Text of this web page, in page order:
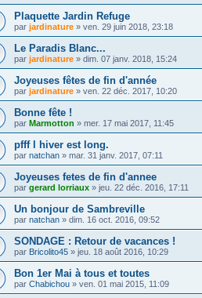
Plaquette Jardin Refuge
par jardinature » ven. 29 juin 2018, 23:18
Le Paradis Blanc...
par jardinature » dim. 07 janv. 2018, 15:24
Joyeuses fêtes de fin d'année
par jardinature » ven. 22 déc. 2017, 10:20
Bonne fête !
par Marmotton » mer. 17 mai 2017, 11:45
pfff l hiver est long.
par natchan » mar. 31 janv. 2017, 07:11
Joyeuses fetes de fin d'annee
par gerard lorriaux » jeu. 22 déc. 2016, 17:11
Un bonjour de Sambreville
par natchan » dim. 16 oct. 2016, 09:52
SONDAGE : Retour de vacances !
par Bricolito45 » jeu. 18 août 2016, 10:29
Bon 1er Mai à tous et toutes
par Chabichou » ven. 01 mai 2015, 11:09